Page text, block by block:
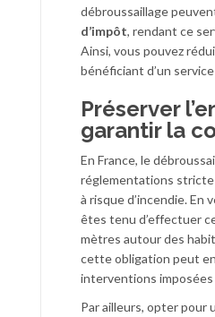
débroussaillage
d’impôt, rendant ce
Ainsi, vous pouvez
bénéficiant d’un
Préserver
garantir la
En France, le
réglementations
à risque d’incendie. En
êtes tenu d’effectuer
mètres autour des
cette obligation peut
interventions
Par ailleurs, opter pour